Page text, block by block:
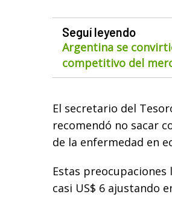
Seguí leyendo
Argentina se
competitivo del
El secretario del
recomendó no sacar
de la enfermedad en
Estas
casi US$ 6 ajustando